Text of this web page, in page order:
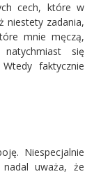
cech, które w
niestety zadania,
mnie męczą,
się
faktycznie
Niespecjalnie
uważa, że